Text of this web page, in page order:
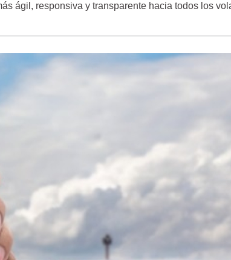
ágil, responsiva y transparente hacia todos los
PARQUE DAS AVES EN FOZ